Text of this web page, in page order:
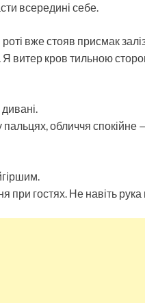
всередині себе.
вже стояв присмак
Я витер кров тильною
обличчя спокійне
при гостях. Не навіть рука